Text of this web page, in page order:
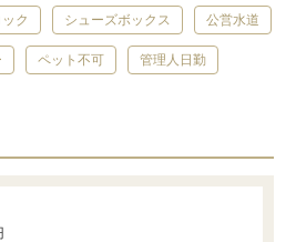
ク シューズボックス 公営水道
ペット不可 管理人日勤